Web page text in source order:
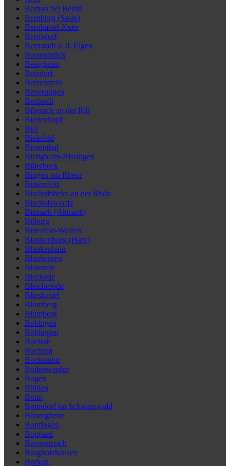
Bernau bei Berlin
Bernburg (Saale)
Bernkastel-Kues
Bernsdorf
Bernstadt a. d. Eigen
Bersenbrück
Besigheim
Betzdorf
Betzenstein
Beverungen
Bexbach
Biberach an der Riß
Biedenkopf
Biel
Bielefeld
Biesenthal
Bietigheim-Bissingen
Billerbeck
Bingen am Rhein
Birkenfeld
Bischofsheim an der Rhön
Bischofswerda
Bismark (Altmark)
Bitburg
Bitterfeld-Wolfen
Blankenburg (Harz)
Blankenhain
Blaubeuren
Blaustein
Bleckede
Bleicherode
Blieskastel
Blomberg
Blumberg
Bobingen
Böblingen
Bocholt
Bochum
Bockenem
Bodenwerder
Bogen
Böhlen
Bonn
Bonndorf im Schwarzwald
Bönnigheim
Bopfingen
Boppard
Borgentreich
Borgholzhausen
Borken